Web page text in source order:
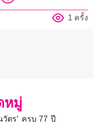
1 ครั้ง
หมู่
ตร’ ครบ 77 ปี